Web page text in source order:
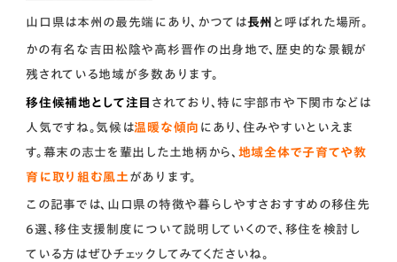
山口県は本州の最先端にあり、かつては長州 と呼ばれた場所。
かの有名な吉田松陰や高杉晋作の出身地で、歴史的な景観が
残されている地域が多数あります。
移住候補地として注目 されており、特に宇部市や下関市などは
人気ですね。気候は温暖な傾向 にあり、住みやすいといえま
す。幕末の志士を輩出した土地柄から、 地域全体で子育てや教
育に取り組む風土 があります。
この記事では、山口県の特徴や暮らしやすさおすすめの移住先
6選、移住支援制度について説明していくので、移住を検討し
ている方はぜひチェックしてみてくださいね。